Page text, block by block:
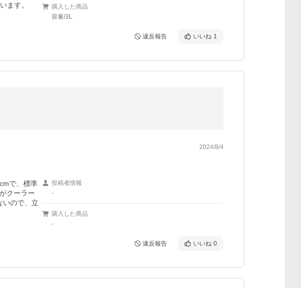
ます。
購入した商品
容量/3L
違反報告 いいね 1
2024/8/4
で、標準
クーラー
いので、立
投稿者情報
-
購入した商品
-
違反報告 いいね 0